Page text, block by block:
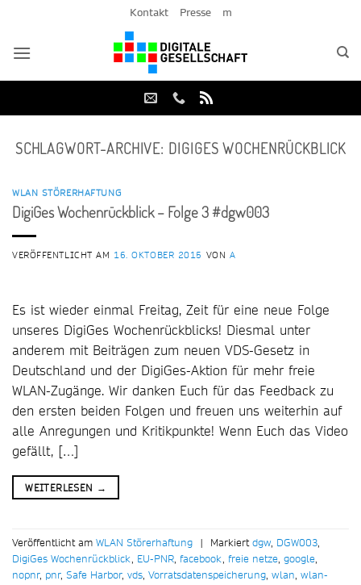
springen
Kontakt Presse m
SCHLAGWORT-ARCHIVE: DIGIGES WOCHENRÜCKBLICK
WLAN STÖRERHAFTUNG
DigiGes Wochenrückblick – Folge 3 #dgw003
VERÖFFENTLICHT AM 16. OKTOBER 2015 VON A
Es ist wieder einmal Freitag, Zeit für eine neue Folge
unseres DigiGes Wochenrückblicks! Diesmal unter
anderem mit Beiträgen zum neuen VDS-Gesetz in
Deutschland und der DigiGes-Aktion für mehr freie
WLAN-Zugänge. Wir danken Euch für das Feedback zu
den ersten beiden Folgen und freuen uns weiterhin auf
alle Anregungen und Kritikpunkte! Wenn Euch das Video
gefällt, […]
WEITERLESEN →
Veröffentlicht am WLAN Störerhaftung | Markiertdgw, DGW003,
DigiGes Wochenrückblick, EU-PNR, facebook, freie netze, google,
nopnr, pnr, Safe Harbor, vds, Vorratsdatenspeicherung, wlan, wlan-